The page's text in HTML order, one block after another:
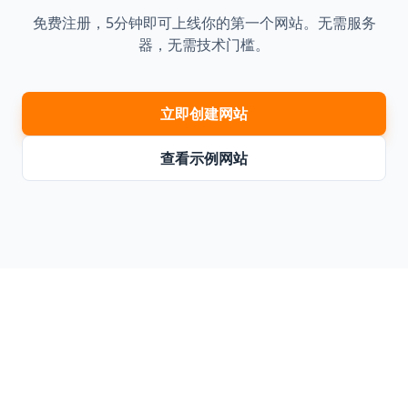
免费注册，5分钟即可上线你的第一个网站。无需服务
器，无需技术门槛。
立即创建网站
查看示例网站